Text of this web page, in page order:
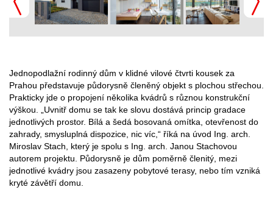
Jednopodlažní rodinný dům v klidné vilové čtvrti kousek za
Prahou představuje půdorysně členěný objekt s plochou střechou.
Prakticky jde o propojení několika kvádrů s různou konstrukční
výškou. „Uvnitř domu se tak ke slovu dostává princip gradace
jednotlivých prostor. Bílá a šedá bosovaná omítka, otevřenost do
zahrady, smysluplná dispozice, nic víc,“ říká na úvod Ing. arch.
Miroslav Stach, který je spolu s Ing. arch. Janou Stachovou
autorem projektu. Půdorysně je dům poměrně členitý, mezi
jednotlivé kvádry jsou zasazeny pobytové terasy, nebo tím vzniká
kryté závětří domu.